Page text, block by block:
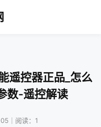
遥控器正品_怎么
数-遥控解读
｜阅读：1